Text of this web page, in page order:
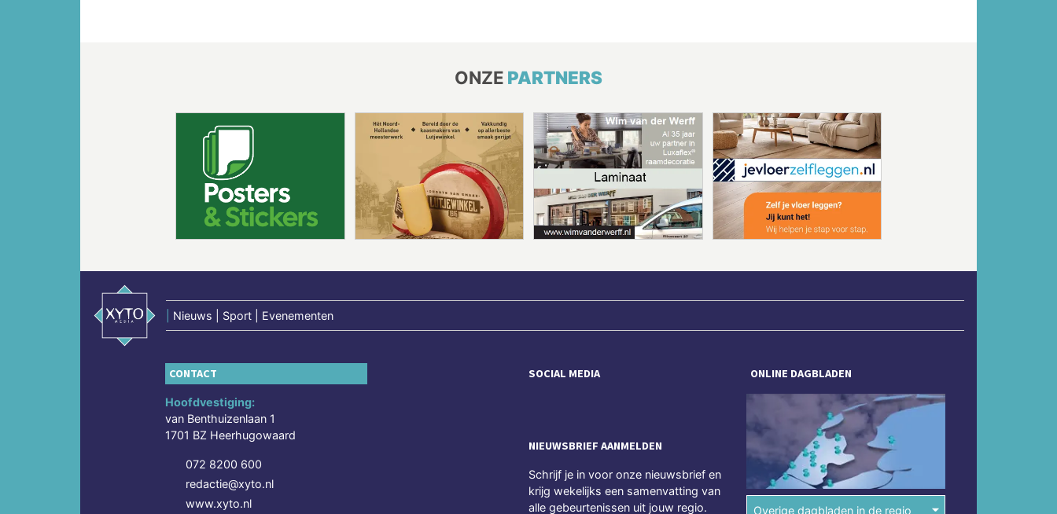
ONZE PARTNERS
Nieuws | Sport | Evenementen
CONTACT
Hoofdvestiging:
van Benthuizenlaan 1
1701 BZ Heerhugowaard
072 8200 600
redactie@xyto.nl
www.xyto.nl
SOCIAL MEDIA
NIEUWSBRIEF AANMELDEN
Schrijf je in voor onze nieuwsbrief en
krijg wekelijks een samenvatting van
alle gebeurtenissen uit jouw regio.
ONLINE DAGBLADEN
Overige dagbladen in de regio